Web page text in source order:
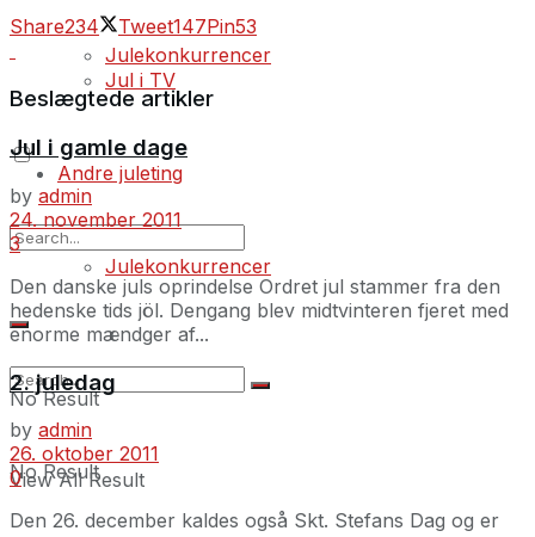
Jul i TV
Andre juleting
Julekonkurrencer
No Result
Julekonkurrencer
No Result
View All Result
Share234 Tweet147Pin53
Beslægtede artikler
Jul i gamle dage
by admin
24. november 2011
3
Den danske juls oprindelse Ordret jul stammer fra den
hedenske tids jöl. Dengang blev midtvinteren fjeret med
enorme mændger af...
2. juledag
by admin
26. oktober 2011
0
Den 26. december kaldes også Skt. Stefans Dag og er